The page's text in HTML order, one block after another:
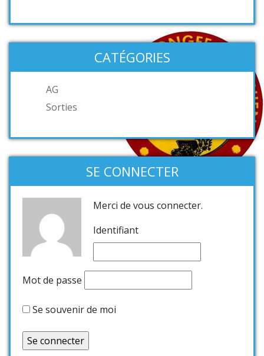
CATÉGORIES
AG
Sorties
SE CONNECTER
Merci de vous connecter.
Identifiant
Mot de passe
Se souvenir de moi